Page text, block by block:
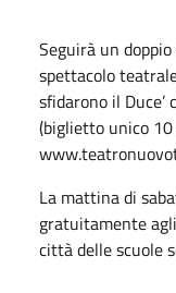
Seguirà un
spettacolo
sfidarono il Duce’
(biglietto unico
La mattina di
gratuitamente
città delle scuole